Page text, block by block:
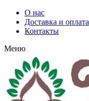
О нас
Доставка и оплата
Контакты
Меню